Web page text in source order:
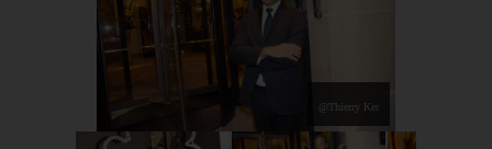
@Thierry Ker